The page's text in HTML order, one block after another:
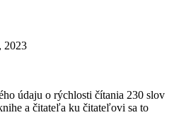
, 2023
údaju o rýchlosti čítania 230 slov
a čitateľa ku čitateľovi sa to